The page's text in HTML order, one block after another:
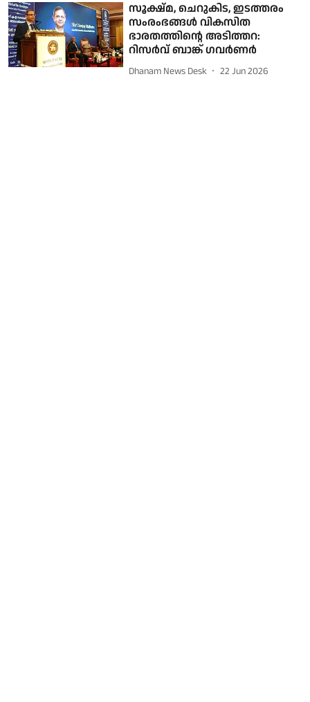
സൂക്ഷ്മ, ചെറുകിട, ഇടത്തരം
സംരംഭങ്ങള്‍ വികസിത
ഭാരതത്തിന്റെ അടിത്തറ:
റിസര്‍വ് ബാങ്ക് ഗവര്‍ണര്‍
Dhanam News Desk 22 Jun 2026